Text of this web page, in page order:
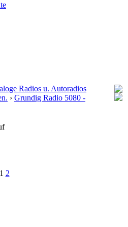
Radios u. Autoradios
› Grundig Radio 5080 -
1 2